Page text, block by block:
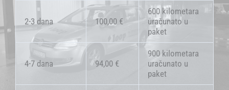
2-3 dana 100,00 €
600 kilometara
uračunato u
paket
4-7 dana 94,00 €
900 kilometara
uračunato u
paket